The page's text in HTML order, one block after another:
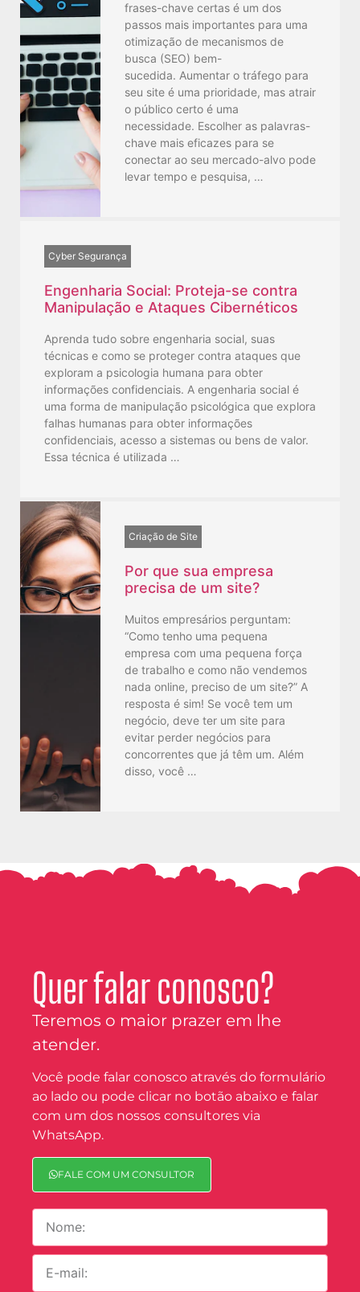
frases-chave certas é um dos
passos mais importantes para uma
otimização de mecanismos de
busca (SEO) bem-
sucedida. Aumentar o tráfego para
seu site é uma prioridade, mas atrair
o público certo é uma
necessidade. Escolher as palavras-
chave mais eficazes para se
conectar ao seu mercado-alvo pode
levar tempo e pesquisa, …
Cyber Segurança
Engenharia Social: Proteja-se contra
Manipulação e Ataques Cibernéticos
Aprenda tudo sobre engenharia social, suas
técnicas e como se proteger contra ataques que
exploram a psicologia humana para obter
informações confidenciais. A engenharia social é
uma forma de manipulação psicológica que explora
falhas humanas para obter informações
confidenciais, acesso a sistemas ou bens de valor.
Essa técnica é utilizada …
Criação de Site
Por que sua empresa
precisa de um site?
Muitos empresários perguntam:
“Como tenho uma pequena
empresa com uma pequena força
de trabalho e como não vendemos
nada online, preciso de um site?” A
resposta é sim! Se você tem um
negócio, deve ter um site para
evitar perder negócios para
concorrentes que já têm um. Além
disso, você …
Quer falar conosco?
Teremos o maior prazer em lhe
atender.
Você pode falar conosco através do formulário
ao lado ou pode clicar no botão abaixo e falar
com um dos nossos consultores via
WhatsApp.
FALE COM UM CONSULTOR